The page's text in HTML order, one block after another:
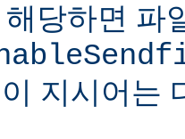
당하면 파
지시어는